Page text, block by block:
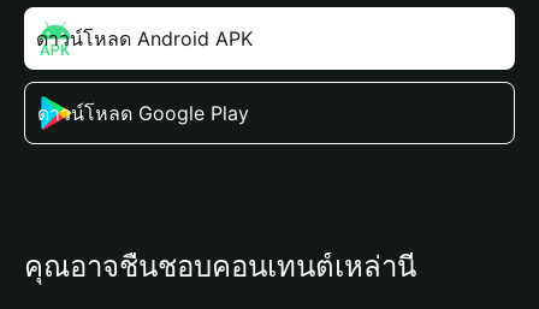
ดาวน์โหลด Android APK
ดาวน์โหลด Google Play
คุณอาจชื่นชอบคอนเทนต์เหล่านี้